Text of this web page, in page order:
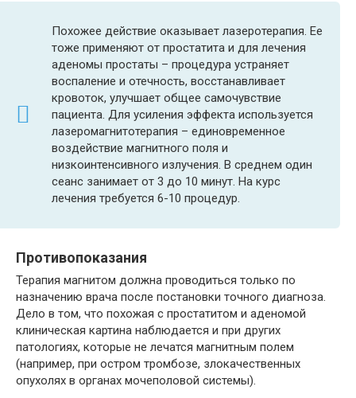
Похожее действие оказывает лазеротерапия. Ее
тоже применяют от простатита и для лечения
аденомы простаты – процедура устраняет
воспаление и отечность, восстанавливает
кровоток, улучшает общее самочувствие
пациента. Для усиления эффекта используется
лазеромагнитотерапия – единовременное
воздействие магнитного поля и
низкоинтенсивного излучения. В среднем один
сеанс занимает от 3 до 10 минут. На курс
лечения требуется 6-10 процедур.
Противопоказания
Терапия магнитом должна проводиться только по
назначению врача после постановки точного диагноза.
Дело в том, что похожая с простатитом и аденомой
клиническая картина наблюдается и при других
патологиях, которые не лечатся магнитным полем
(например, при остром тромбозе, злокачественных
опухолях в органах мочеполовой системы).